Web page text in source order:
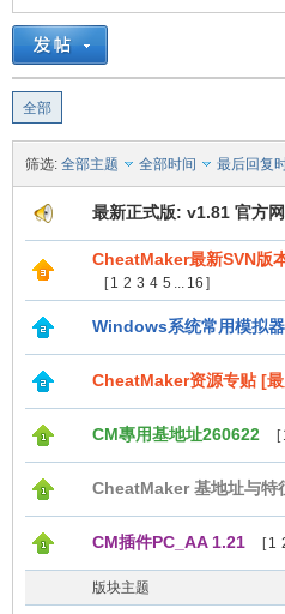
全部
筛选: 全部主题 全部时间 最后回复
最新正式版: v1.81 官方
CheatMaker最新SVN版
[ 1 2 3 4 5 ... 16 ]
Windows系统常用模拟器
CheatMaker资源专贴 [
CM專用基地址260622 [
CheatMaker 基地址与特
CM插件PC_AA 1.21 [ 1
版块主题